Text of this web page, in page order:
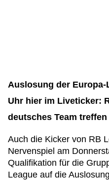
Auslosung der Europa-
Uhr hier im Liveticker:
deutsches Team treffen
Auch die Kicker von RB
Nervenspiel am
Qualifikation für die
League auf die